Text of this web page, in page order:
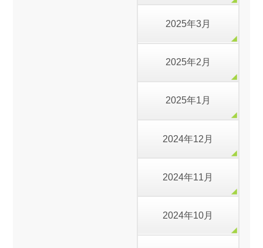
2025年3月
2025年2月
2025年1月
2024年12月
2024年11月
2024年10月